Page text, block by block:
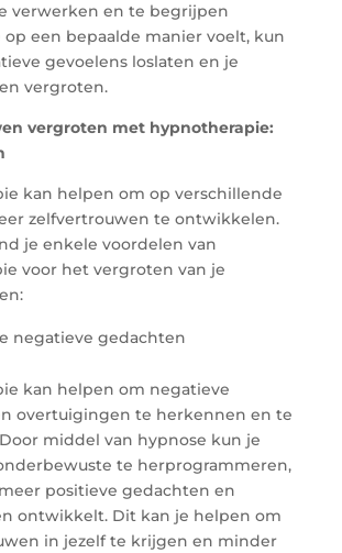
verwerken en te begrijpen
op een bepaalde manier voelt, kun
gevoelens loslaten en je
vergroten.
vergroten met hypnotherapie:
kan helpen om op verschillende
zelfvertrouwen te ontwikkelen.
je enkele voordelen van
voor het vergroten van je
negatieve gedachten
kan helpen om negatieve
overtuigingen te herkennen en te
middel van hypnose kun je
te herprogrammeren,
positieve gedachten en
ontwikkelt. Dit kan je helpen om
in jezelf te krijgen en minder